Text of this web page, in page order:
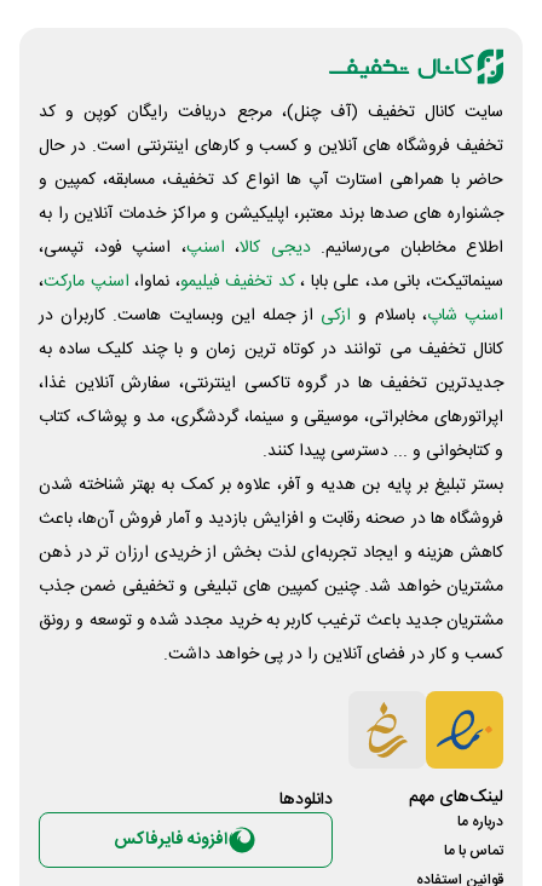
سایت کانال تخفیف (آف چنل)، مرجع دریافت رایگان کوپن و کد
تخفیف فروشگاه های آنلاین و کسب و‌ کارهای اینترنتی است. در حال
حاضر با همراهی استارت آپ ها انواع کد تخفیف، مسابقه، کمپین و
جشنواره های صدها برند معتبر، اپلیکیشن و مراکز خدمات آنلاین را به
اطلاع مخاطبان می‌رسانیم. دیجی کالا، اسنپ، اسنپ فود، تپسی،
سینماتیکت، بانی مد، علی‌ بابا ،کد تخفیف فیلیمو، نماوا، اسنپ مارکت،
اسنپ شاپ، باسلام و ازکی از جمله این وبسایت ‌هاست. کاربران در
کانال تخفیف می توانند در کوتاه ترین زمان و با چند کلیک ساده به
جدیدترین تخفیف ها در گروه تاکسی اینترنتی، سفارش آنلاین غذا،
اپراتورهای مخابراتی، موسیقی و سینما، گردشگری، مد و پوشاک، کتاب
و کتابخوانی و ... دسترسی پیدا کنند.
بستر تبلیغ بر پایه بن هدیه و آفر، علاوه بر کمک به بهتر شناخته شدن
فروشگاه ها در صحنه رقابت و افزایش بازدید و آمار فروش آن‌ها، باعث
کاهش هزینه و ایجاد تجربه‌ای لذت بخش از خریدی ارزان تر در ذهن
مشتریان خواهد شد. چنین کمپین های تبلیغی و تخفیفی ضمن جذب
مشتریان جدید باعث ترغیب کاربر به خرید مجدد شده و توسعه و رونق
کسب و کار در فضای آنلاین را در پی خواهد داشت.
لینک‌های مهم
درباره ما
تماس با ما
قوانین استفاده
دانلود‌ها
افزونه فایرفاکس